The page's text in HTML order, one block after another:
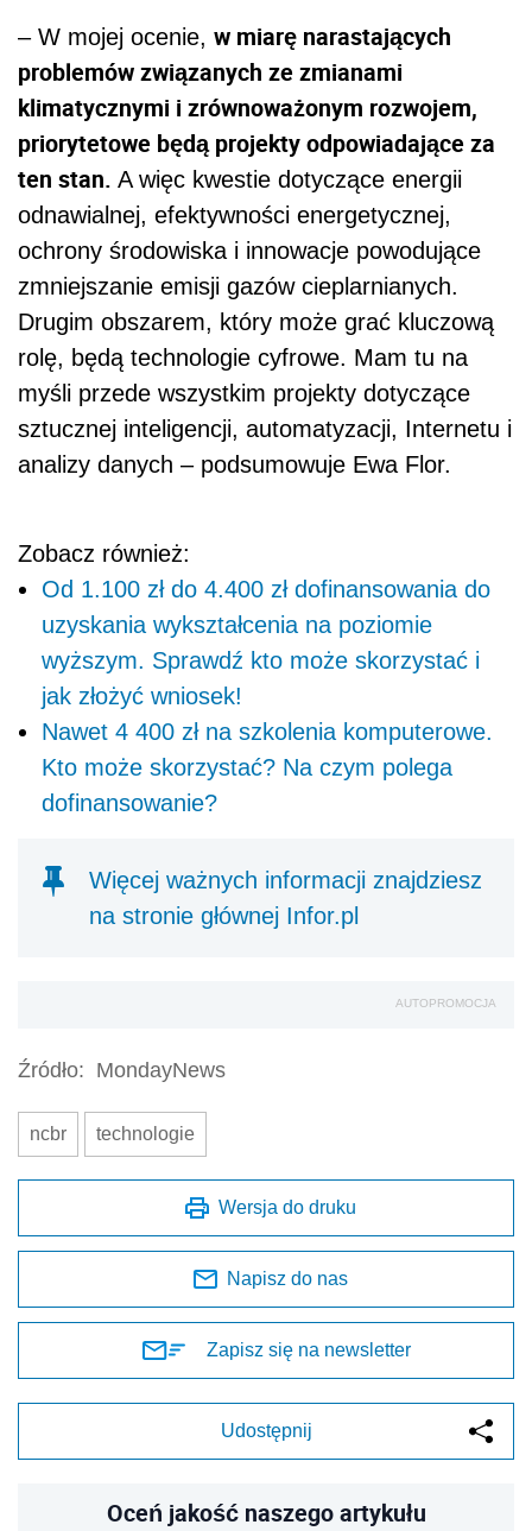
– W mojej ocenie, w miarę narastających
problemów związanych ze zmianami
klimatycznymi i zrównoważonym rozwojem,
priorytetowe będą projekty odpowiadające za
ten stan. A więc kwestie dotyczące energii
odnawialnej, efektywności energetycznej,
ochrony środowiska i innowacje powodujące
zmniejszanie emisji gazów cieplarnianych.
Drugim obszarem, który może grać kluczową
rolę, będą technologie cyfrowe. Mam tu na
myśli przede wszystkim projekty dotyczące
sztucznej inteligencji, automatyzacji, Internetu i
analizy danych – podsumowuje Ewa Flor.
Zobacz również:
Od 1.100 zł do 4.400 zł dofinansowania do
uzyskania wykształcenia na poziomie
wyższym. Sprawdź kto może skorzystać i
jak złożyć wniosek!
Nawet 4 400 zł na szkolenia komputerowe.
Kto może skorzystać? Na czym polega
dofinansowanie?
Więcej ważnych informacji znajdziesz
na stronie głównej Infor.pl
AUTOPROMOCJA
Źródło: MondayNews
ncbr technologie
Wersja do druku
Napisz do nas
Zapisz się na newsletter
Udostępnij
Oceń jakość naszego artykułu